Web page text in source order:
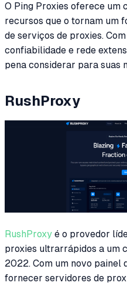
O Ping Proxies oferece um
recursos que o tornam um
de serviços de proxies.
confiabilidade e rede
pena considerar para suas
RushProxy
RushProxy é o provedor
proxies ultrarrápidos a um
2022. Com um novo painel
fornecer servidores de